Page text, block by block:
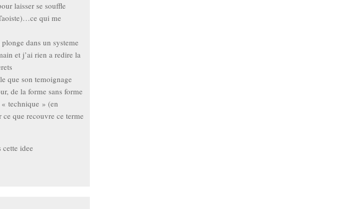
laisser se souffle
qui me
dans un systeme
et j’ai rien a redire la
que son temoignage
de la forme sans forme
technique » (en
que recouvre ce terme
idee